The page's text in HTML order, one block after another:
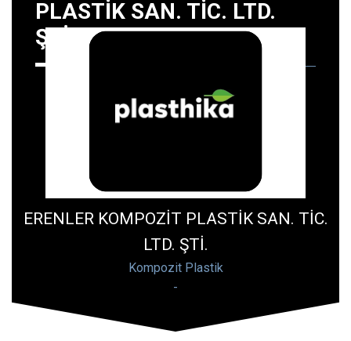
PLASTİK SAN. TİC. LTD.
ŞTİ.
ERENLER KOMPOZİT PLASTİK SAN. TİC.
LTD. ŞTİ.
Kompozit Plastik
-